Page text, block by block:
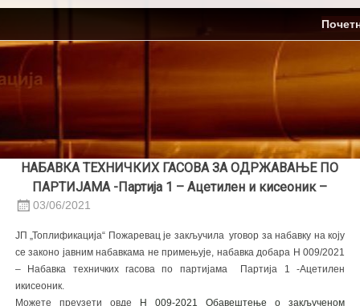
Skip
content
НАБАВКА ТЕХНИЧКИХ ГАСОВА ЗА ОДРЖАВАЊЕ ПО
ПАРТИЈАМА -Партија 1 – Ацетилен и кисеоник –
03/06/2021
ЈП „Топлификација“ Пожаревац је закључила уговор за набавку на коју
се законо јавним набавкама не примењује, набавка добара Н 009/2021
– Набавка техничких гасова по партијама Партија 1 -Ацетилен
икисеоник.
Можете преузети овде
Н 009-2021 Обавештење о закљученом